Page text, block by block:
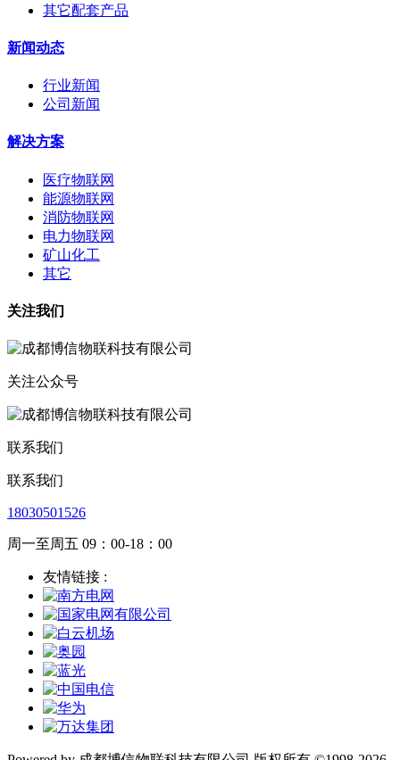
其它配套产品
新闻动态
行业新闻
公司新闻
解决方案
医疗物联网
能源物联网
消防物联网
电力物联网
矿山化工
其它
关注我们
关注公众号
联系我们
联系我们
18030501526
周一至周五 09：00-18：00
友情链接 :